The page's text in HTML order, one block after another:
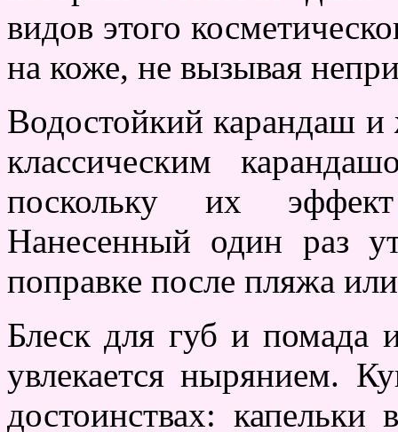
видов этого
на коже, не вызывая
Водостойкий карандаш и
классическим
поскольку их
Нанесенный один раз
поправке после пляжа
Блеск для губ и помада
увлекается нырянием.
достоинствах: